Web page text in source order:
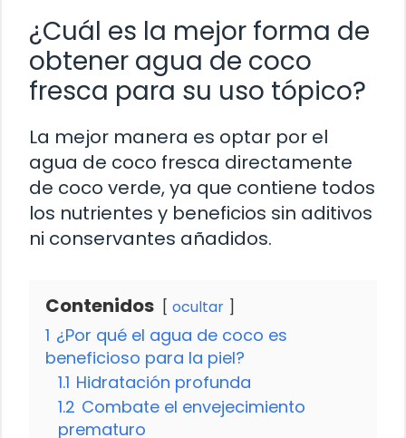
¿Cuál es la mejor forma de
obtener agua de coco
fresca para su uso tópico?
La mejor manera es optar por el
agua de coco fresca directamente
de coco verde, ya que contiene todos
los nutrientes y beneficios sin aditivos
ni conservantes añadidos.
Contenidos ocultar
1 ¿Por qué el agua de coco es
beneficioso para la piel?
1.1 Hidratación profunda
1.2 Combate el envejecimiento
prematuro